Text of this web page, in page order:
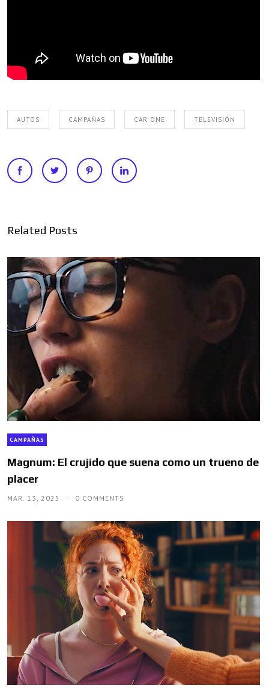
AUTOS CAMPAÑAS CAR ONE TELEVISIÓN
Related Posts
CAMPAÑAS
Magnum: El crujido que suena como un trueno de
placer
MAR. 13, 2025 0 COMMENTS